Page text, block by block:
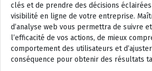
clés et de prendre des décisions
visibilité en ligne de votre entreprise.
d’analyse web vous permettra de suivre
l’efficacité de vos actions, de mieux
comportement des utilisateurs et
conséquence pour obtenir des résultats